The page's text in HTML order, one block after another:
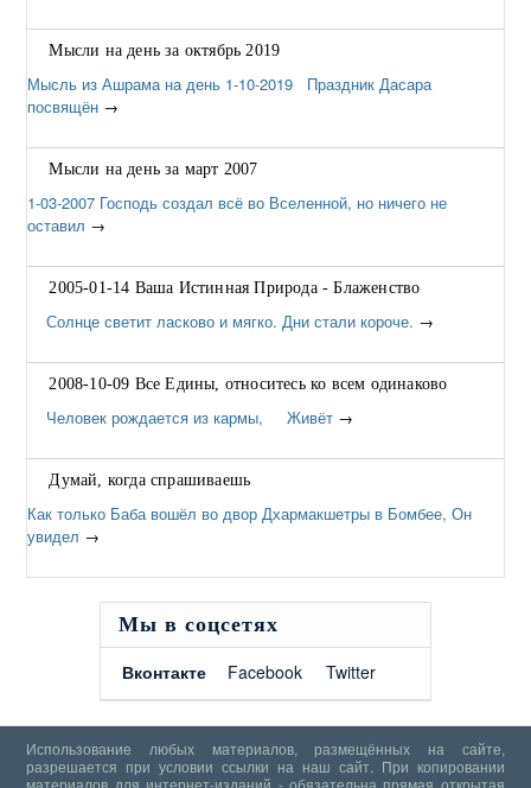
Мысли на день за октябрь 2019
Мысль из Ашрама на день 1-10-2019 Праздник Дасара
посвящён →
Мысли на день за март 2007
1-03-2007 Господь создал всё во Вселенной, но ничего не
оставил →
2005-01-14 Ваша Истинная Природа - Блаженство
Солнце светит ласково и мягко. Дни стали короче. →
2008-10-09 Все Едины, относитесь ко всем одинаково
Человек рождается из кармы, Живёт →
Думай, когда спрашиваешь
Как только Баба вошёл во двор Дхармакшетры в Бомбее, Он
увидел →
Мы в соцсетях
Вконтакте
Facebook Twitter
Использование любых материалов, размещённых на сайте,
разрешается при условии ссылки на наш сайт. При копировании
материалов для интернет-изданий - обязательна прямая открытая